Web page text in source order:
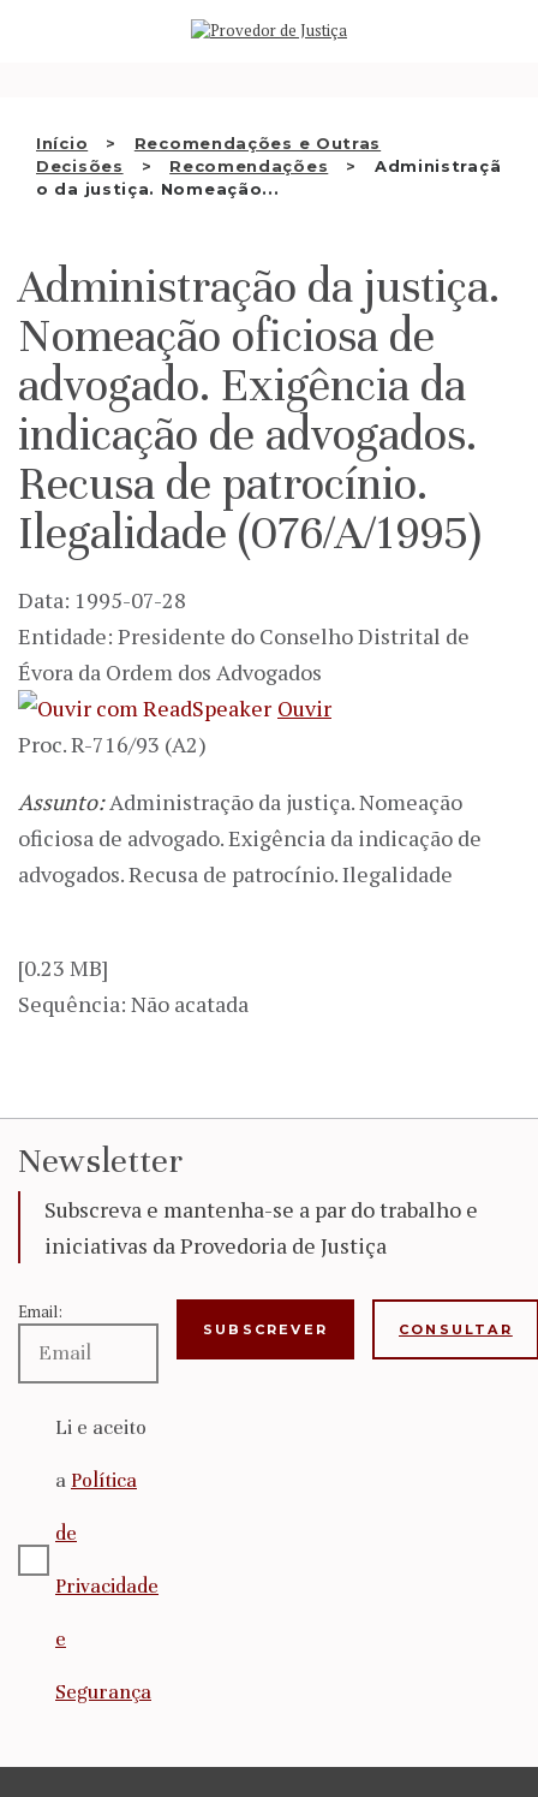
Início
Recomendações e Outras
Decisões
Recomendações
Administraçã
o da justiça. Nomeação...
QUEM SOMOS
RECOMENDAÇÕES E OUTRAS
DECISÕES
APRESENTAR QUEIXA
PT
Administração da justiça.
Nomeação oficiosa de
advogado. Exigência da
indicação de advogados.
Recusa de patrocínio.
Ilegalidade (076/A/1995)
Data: 1995-07-28
Entidade: Presidente do Conselho Distrital de
Évora da Ordem dos Advogados
Ouvir
Proc. R-716/93 (A2)
Assunto:Administração da justiça. Nomeação
oficiosa de advogado. Exigência da indicação de
advogados. Recusa de patrocínio. Ilegalidade
[0.23 MB]
Sequência: Não acatada
Newsletter
Subscreva e mantenha-se a par do trabalho e
iniciativas da Provedoria de Justiça
Email:
Li e aceito
a Política
de
Privacidade
e
Segurança
CONSULTAR